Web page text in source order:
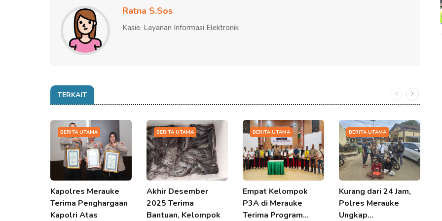
Ratna S.Sos
Kasie. Layanan Informasi Elektronik
TERKAIT
BERITA UTAMA
Kapolres Merauke
Terima Penghargaan
Kapolri Atas
BERITA UTAMA
Akhir Desember
2025 Terima
Bantuan, Kelompok
BERITA UTAMA
Empat Kelompok
P3A di Merauke
Terima Program…
BERITA UTAMA
Kurang dari 24 Jam,
Polres Merauke
Ungkap…